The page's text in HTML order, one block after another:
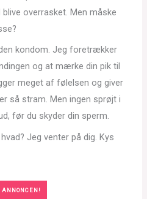
overrasket. Men måske
kondom. Jeg foretrækker
og at mærke din pik til
meget af følelsen og giver
så stram. Men ingen sprøjt i
før du skyder din sperm.
Jeg venter på dig. Kys
ANNONCEN!